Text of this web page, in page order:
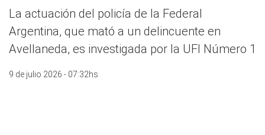
La actuación del policía de la Federal
Argentina, que mató a un delincuente en
Avellaneda, es investigada por la UFI Número 1
9 de julio 2026 - 07:32hs